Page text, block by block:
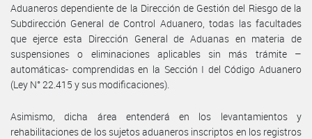
Aduaneros dependiente de la Dirección de Gestión del Riesgo de la
Subdirección General de Control Aduanero, todas las facultades
que ejerce esta Dirección General de Aduanas en materia de
suspensiones o eliminaciones aplicables sin más trámite –
automáticas- comprendidas en la Sección I del Código Aduanero
(Ley N° 22.415 y sus modificaciones).
Asimismo, dicha área entenderá en los levantamientos y
rehabilitaciones de los sujetos aduaneros inscriptos en los registros